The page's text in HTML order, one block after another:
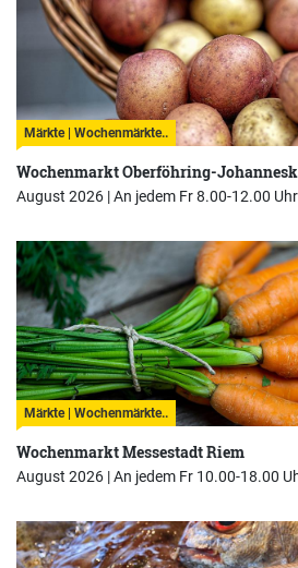
Märkte | Wochenmärkte..
Wochenmarkt Oberföhring-
August 2026 | An jedem Fr 8.00-12.00
Märkte | Wochenmärkte..
Wochenmarkt Messestadt Riem
August 2026 | An jedem Fr 10.00-18.00